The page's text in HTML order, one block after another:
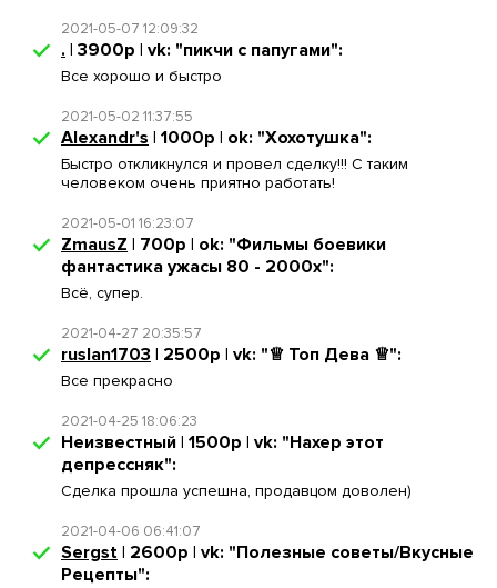
2021-05-07 12:09:32
. | 3900р | vk: "пикчи с папугами":
Все хорошо и быстро
2021-05-02 11:37:55
Alexandr's | 1000р | ok: "Хохотушка":
Быстро откликнулся и провел сделку!!! С таким
человеком очень приятно работать!
2021-05-01 16:23:07
ZmausZ | 700р | ok: "Фильмы боевики
фантастика ужасы 80 - 2000х":
Всё, супер.
2021-04-27 20:35:57
ruslan1703 | 2500р | vk: "♕ Топ Дева ♕":
Все прекрасно
2021-04-25 18:06:23
Неизвестный | 1500р | vk: "Нахер этот
депрессняк":
Сделка прошла успешна, продавцом доволен)
2021-04-06 06:41:07
Sergst | 2600р | vk: "Полезные советы/Вкусные
Рецепты":